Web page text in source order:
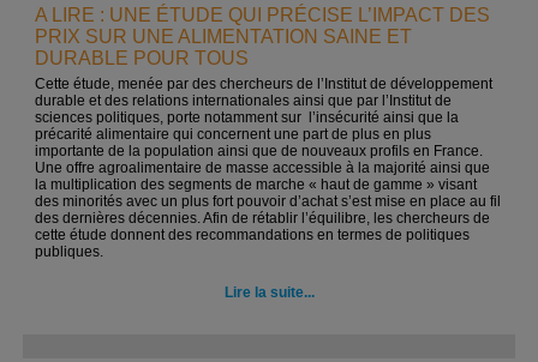
A LIRE : UNE ÉTUDE QUI PRÉCISE L’IMPACT DES
PRIX SUR UNE ALIMENTATION SAINE ET
DURABLE POUR TOUS
Cette étude, menée par des chercheurs de l’Institut de développement
durable et des relations internationales ainsi que par l’Institut de
sciences politiques, porte notamment sur l’insécurité ainsi que la
précarité alimentaire qui concernent une part de plus en plus
importante de la population ainsi que de nouveaux profils en France.
Une offre agroalimentaire de masse accessible à la majorité ainsi que
la multiplication des segments de marche « haut de gamme » visant
des minorités avec un plus fort pouvoir d’achat s’est mise en place au fil
des dernières décennies. Afin de rétablir l’équilibre, les chercheurs de
cette étude donnent des recommandations en termes de politiques
publiques.
Lire la suite...